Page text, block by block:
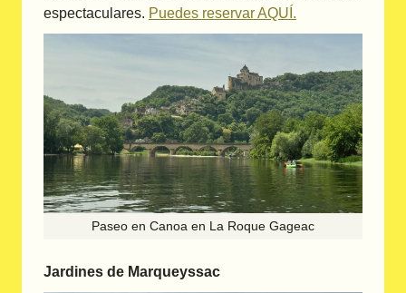
espectaculares. Puedes reservar AQUÍ.
Paseo en Canoa en La Roque Gageac
Jardines de Marqueyssac